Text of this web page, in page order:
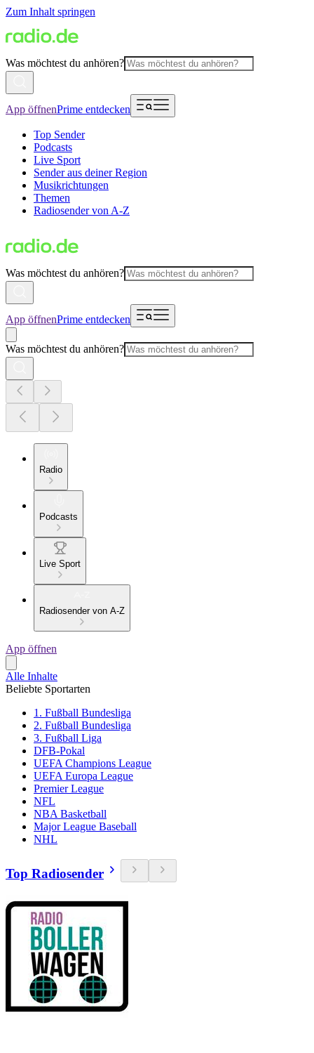
Zum Inhalt springen
Was möchtest du anhören?
App öffnenPrime entdecken
Top Sender
Podcasts
Live Sport
Sender aus deiner Region
Musikrichtungen
Themen
Radiosender von A-Z
Was möchtest du anhören?
App öffnenPrime entdecken
Was möchtest du anhören?
Radio
Podcasts
Live Sport
Radiosender von A-Z
App öffnen
Alle Inhalte
Beliebte Sportarten
1. Fußball Bundesliga
2. Fußball Bundesliga
3. Fußball Liga
DFB-Pokal
UEFA Champions League
UEFA Europa League
Premier League
NFL
NBA Basketball
Major League Baseball
NHL
Top Radiosender